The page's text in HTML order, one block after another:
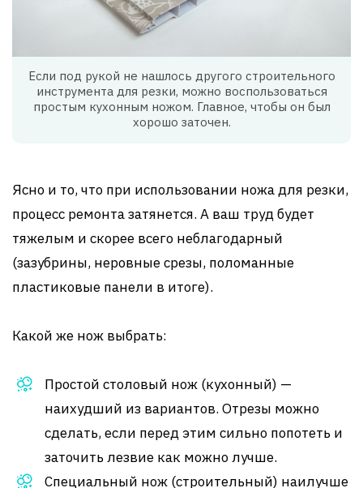
Если под рукой не нашлось другого строительного
инструмента для резки, можно воспользоваться
простым кухонным ножом. Главное, чтобы он был
хорошо заточен.
Ясно и то, что при использовании ножа для резки,
процесс ремонта затянется. А ваш труд будет
тяжелым и скорее всего неблагодарный
(зазубрины, неровные срезы, поломанные
пластиковые панели в итоге).
Какой же нож выбрать:
Простой столовый нож (кухонный) —
наихудший из вариантов. Отрезы можно
сделать, если перед этим сильно попотеть и
заточить лезвие как можно лучше.
Специальный нож (строительный) наилучше